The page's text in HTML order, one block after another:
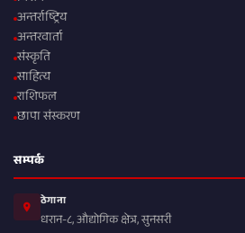
अन्तर्राष्ट्रिय
अन्तरवार्ता
संस्कृति
साहित्य
राशिफल
छापा संस्करण
सम्पर्क
ठेगाना
धरान-८, औद्योगिक क्षेत्र, सुनसरी